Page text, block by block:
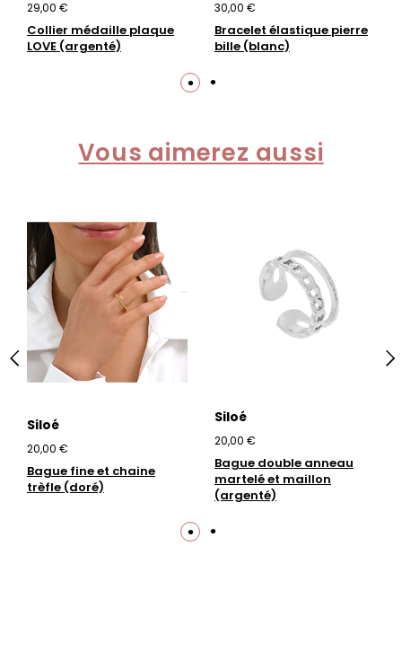
29,00 €
Collier médaille plaque
LOVE (argenté)
30,00 €
Bracelet élastique pierre
bille (blanc)
Vous aimerez aussi
Siloé
20,00 €
Bague fine et chaine
trèfle (doré)
Siloé
20,00 €
Bague double anneau
martelé et maillon
(argenté)